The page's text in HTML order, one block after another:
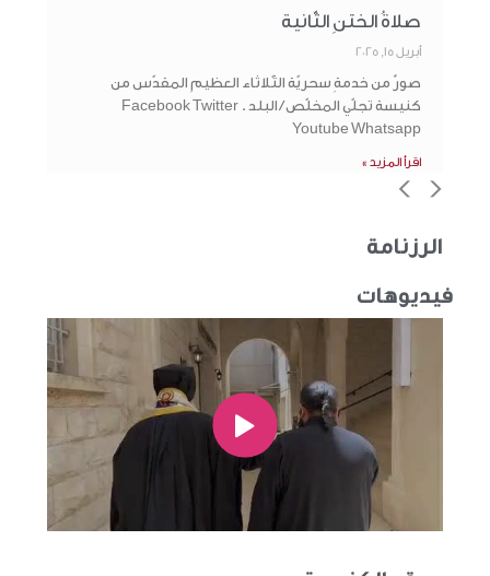
صلاةُ الختنِ الثّانية
أبريل 15, 2025
صورٌ من خدمةِ سحريّة الثّلاثاء العظيمِ المقدّس من
كنيسة تجلّي المخلّص / البلد . Facebook Twitter
Youtube Whatsapp
اقرأ المزيد »
<
>
الرزنامة
فيديوهات